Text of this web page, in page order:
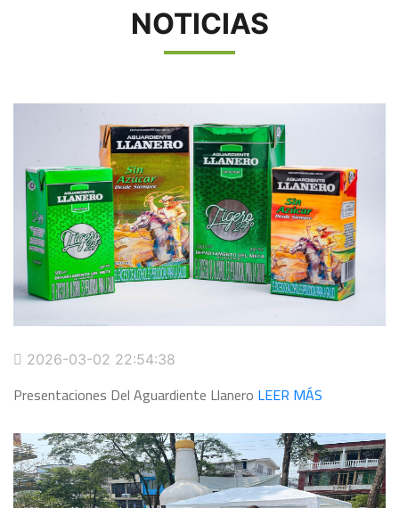
NOTICIAS
2026-03-02 22:54:38
Presentaciones Del Aguardiente Llanero LEER MÁS